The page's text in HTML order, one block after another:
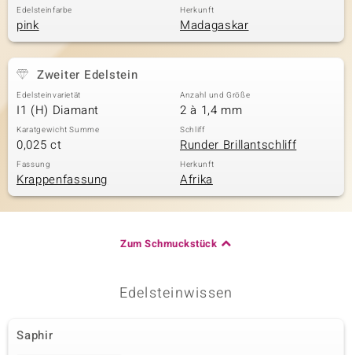
Edelsteinfarbe
pink
Herkunft
Madagaskar
Zweiter Edelstein
Edelsteinvarietät
I1 (H) Diamant
Anzahl und Größe
2 à 1,4 mm
Karatgewicht Summe
0,025 ct
Schliff
Runder Brillantschliff
Fassung
Krappenfassung
Herkunft
Afrika
Zum Schmuckstück
Edelsteinwissen
Saphir